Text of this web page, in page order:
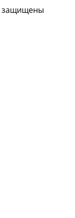
защищены